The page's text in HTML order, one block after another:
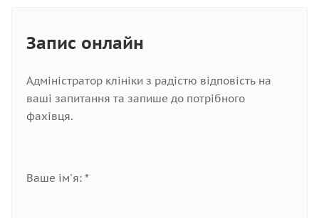
Запис онлайн
Адміністратор клініки з радістю відповість на
ваші запитання та запише до потрібного
фахівця.
Ваше ім'я: *